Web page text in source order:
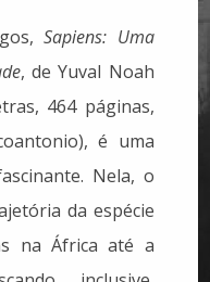
Sapiens: Uma
, de Yuval Noah
464 páginas,
é uma
Nela, o
da espécie
na África até a